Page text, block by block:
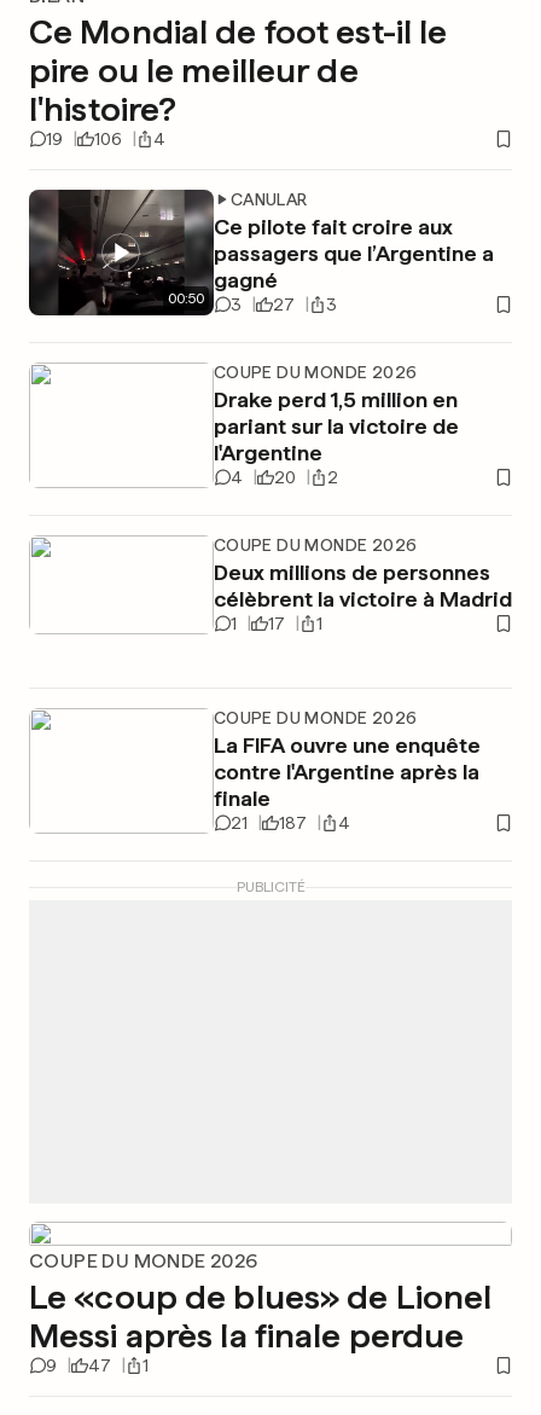
Ce Mondial de foot est-il le
pire ou le meilleur de
l'histoire?
19 106 4
00:50
CANULAR
Ce pilote fait croire aux
passagers que l’Argentine a
gagné
3 27 3
COUPE DU MONDE 2026
Drake perd 1,5 million en
pariant sur la victoire de
l'Argentine
4 20 2
COUPE DU MONDE 2026
Deux millions de personnes
célèbrent la victoire à Madrid
1 17 1
COUPE DU MONDE 2026
La FIFA ouvre une enquête
contre l'Argentine après la
finale
21 187 4
PUBLICITÉ
COUPE DU MONDE 2026
Le «coup de blues» de Lionel
Messi après la finale perdue
9 47 1